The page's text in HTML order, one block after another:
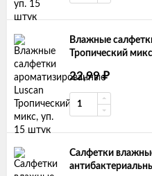
Влажные
Тропический
22,99₽
Салфетки